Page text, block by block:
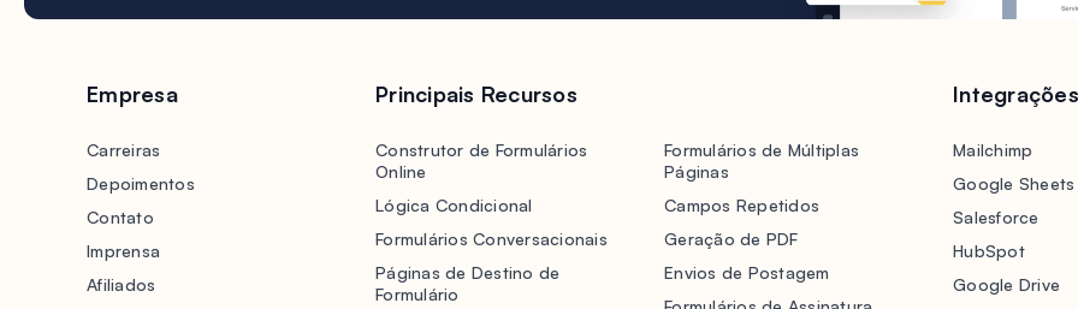
Empresa
Carreiras
Depoimentos
Contato
Imprensa
Afiliados
Principais Recursos
Construtor de Formulários
Online
Lógica Condicional
Formulários Conversacionais
Páginas de Destino de
Formulário
Formulários de Múltiplas
Páginas
Campos Repetidos
Geração de PDF
Envios de Postagem
Integrações
Mailchimp
Google Sheets
Salesforce
HubSpot
Google Drive